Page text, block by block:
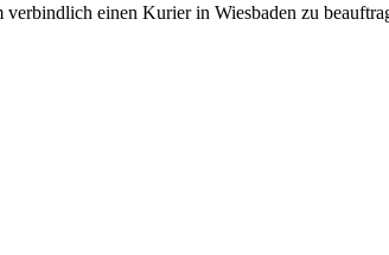
einen Kurier in Wiesbaden zu